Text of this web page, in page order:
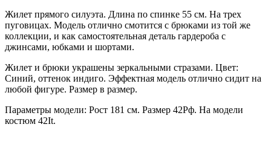
Жилет прямого силуэта. Длина по спинке 55 см. На трех
пуговицах. Модель отлично смотится с брюками из той же
коллекции, и как самостоятельная деталь гардероба с
джинсами, юбками и шортами.
Жилет и брюки украшены зеркальными стразами. Цвет:
Синий, оттенок индиго. Эффектная модель отлично сидит на
любой фигуре. Размер в размер.
Параметры модели: Рост 181 см. Размер 42Рф. На модели
костюм 42It.